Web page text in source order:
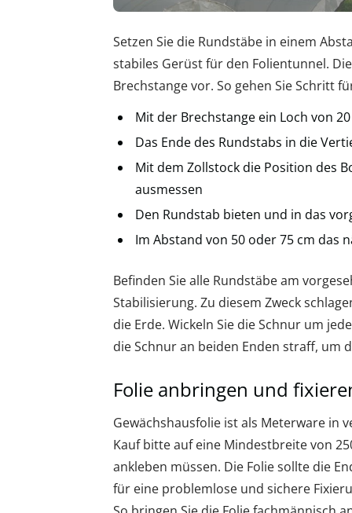
Setzen Sie die Rundstäbe in einem
stabiles Gerüst für den Folientunnel.
Brechstange vor. So gehen Sie Schritt
Mit der Brechstange ein Loch von
Das Ende des Rundstabs in die
Mit dem Zollstock die Position des
ausmessen
Den Rundstab bieten und in das
Im Abstand von 50 oder 75 cm das
Befinden Sie alle Rundstäbe am
Stabilisierung. Zu diesem Zweck
die Erde. Wickeln Sie die Schnur um
die Schnur an beiden Enden straff, um
Folie anbringen und
Gewächshausfolie ist als Meterware in
Kauf bitte auf eine Mindestbreite von
ankleben müssen. Die Folie sollte die
für eine problemlose und sichere